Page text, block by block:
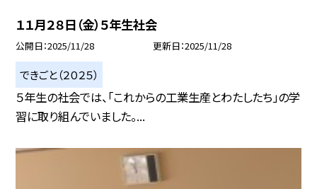
１１月２８日（金）５年生社会
公開日 2025/11/28 更新日 2025/11/28
できごと（２０２５）
５年生の社会では、「これからの工業生産とわたしたち」の学
習に取り組んでいました。...